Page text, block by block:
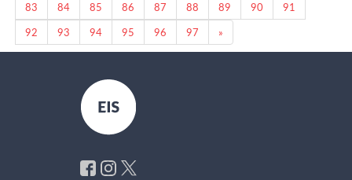
83
84 85 86 87 88 89 90
91
92
93 94 95 96 97 »